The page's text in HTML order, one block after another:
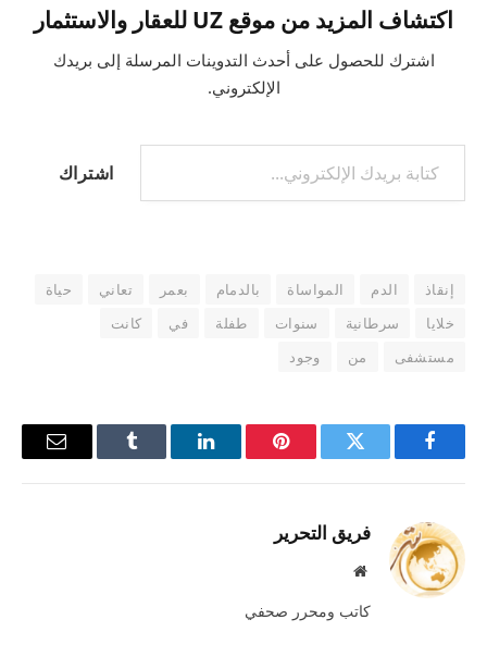
اكتشاف المزيد من موقع UZ للعقار والاستثمار
اشترك للحصول على أحدث التدوينات المرسلة إلى بريدك
الإلكتروني.
كتابة بريدك الإلكتروني...
اشتراك
إنقاذ الدم المواساة بالدمام بعمر تعاني
حياة
خلايا
سرطانية سنوات طفلة في
كانت
مستشفى
من وجود
فيسبوك تويتر بينتيريستلينكدإن Tumblr
البريد
فريق التحرير
موقع
كاتب ومحرر صحفي